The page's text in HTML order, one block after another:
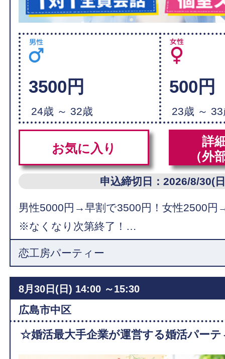
3500円
24歳 ～ 32歳
500円
23歳 ～
お気に入り
詳
（外
申込締切日：2026/8/30(
男性5000円→早割で3500円！女性2500円
※なくなり次第終了！…
恋工房パーティー
8月30日(日) 14:00 ～15:30
広島市中区
☆婚活最大手企業が運営する婚活パー